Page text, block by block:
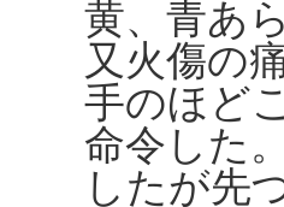
黄、青あ
又火傷の
手のほど
命令した
したが先